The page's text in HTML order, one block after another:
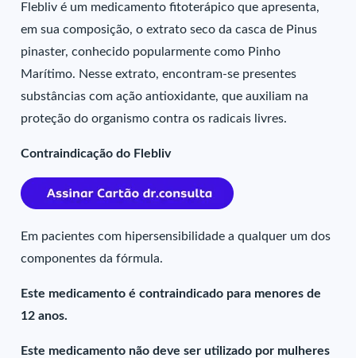
Flebliv é um medicamento fitoterápico que apresenta,
em sua composição, o extrato seco da casca de Pinus
pinaster, conhecido popularmente como Pinho
Marítimo. Nesse extrato, encontram-se presentes
substâncias com ação antioxidante, que auxiliam na
proteção do organismo contra os radicais livres.
Contraindicação do Flebliv
Em pacientes com hipersensibilidade a qualquer um dos
componentes da fórmula.
Este medicamento é contraindicado para menores de
12 anos.
Este medicamento não deve ser utilizado por mulheres